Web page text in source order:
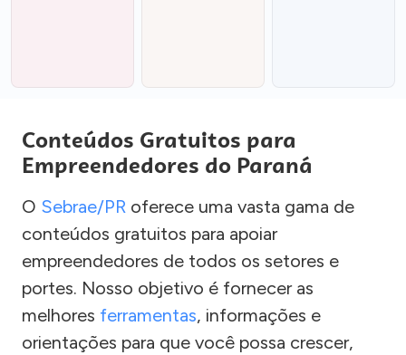
Conteúdos Gratuitos para
Empreendedores do Paraná
O Sebrae/PR oferece uma vasta gama de
conteúdos gratuitos para apoiar
empreendedores de todos os setores e
portes. Nosso objetivo é fornecer as
melhores ferramentas, informações e
orientações para que você possa crescer,